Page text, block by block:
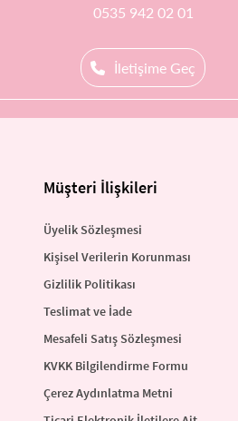
0535 942 02 01
İletişime Geç
Müşteri İlişkileri
Üyelik Sözleşmesi
Kişisel Verilerin Korunması
Gizlilik Politikası
Teslimat ve İade
Mesafeli Satış Sözleşmesi
KVKK Bilgilendirme Formu
Çerez Aydınlatma Metni